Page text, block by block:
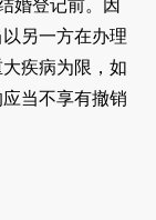
婚登记前。因
另一方在办理
疾病为限，如
当不享有撤销